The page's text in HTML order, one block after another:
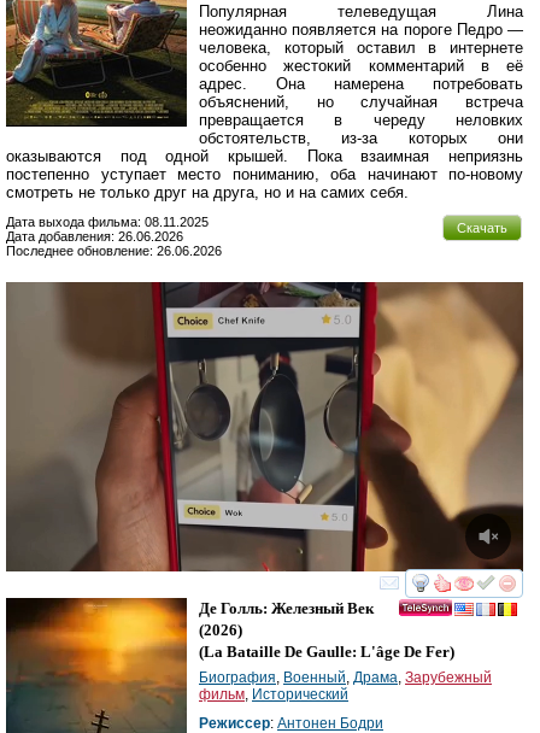
Популярная телеведущая Лина
неожиданно появляется на пороге Педро —
человека, который оставил в интернете
особенно жестокий комментарий в её
адрес. Она намерена потребовать
объяснений, но случайная встреча
превращается в череду неловких
обстоятельств, из-за которых они
оказываются под одной крышей. Пока взаимная неприязнь
постепенно уступает место пониманию, оба начинают по-новому
смотреть не только друг на друга, но и на самих себя.
Скачать
Дата выхода фильма: 08.11.2025
Дата добавления: 26.06.2026
Последнее обновление: 26.06.2026
смотреть
Де Голль: Железный Век
(2026)
(La Bataille De Gaulle: L'âge De Fer)
Биография Военный Драма Зарубежный
фильм Исторический
Режиссер: Антонен Бодри